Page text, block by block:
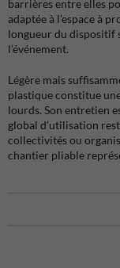
barrières entre elles
adaptée à l’espace à
longueur du dispositif
l’événement.
Légère mais
plastique constitue
lourds. Son entretien
global d’utilisation
collectivités ou
chantier pliable